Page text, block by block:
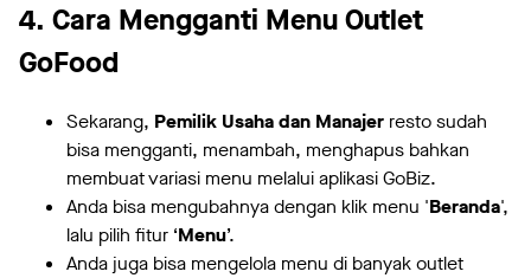
4. Cara Mengganti Menu Outlet
GoFood
Sekarang, Pemilik Usaha dan Manajer resto sudah
bisa mengganti, menambah, menghapus bahkan
membuat variasi menu melalui aplikasi GoBiz.
Anda bisa mengubahnya dengan klik menu 'Beranda',
lalu pilih fitur ‘Menu’.
Anda juga bisa mengelola menu di banyak outlet